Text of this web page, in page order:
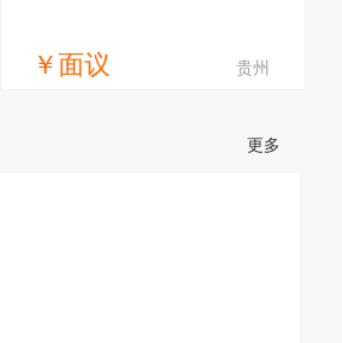
￥面议 贵州
更多